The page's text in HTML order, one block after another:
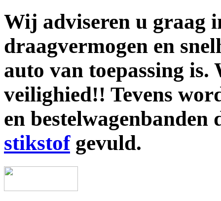
Wij adviseren u graag
draagvermogen en
auto van toepassing is.
veilighied!! Tevens
en bestelwagenbanden
stikstofgevuld.